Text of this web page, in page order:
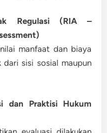
Regulasi (RIA –
manfaat dan biaya
sisi sosial maupun
dan Praktisi Hukum